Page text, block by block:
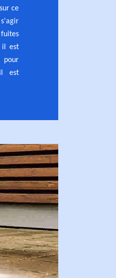
ce
s'agir
il est
pour
est